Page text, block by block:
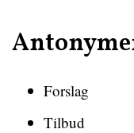
Forslag
Tilbud